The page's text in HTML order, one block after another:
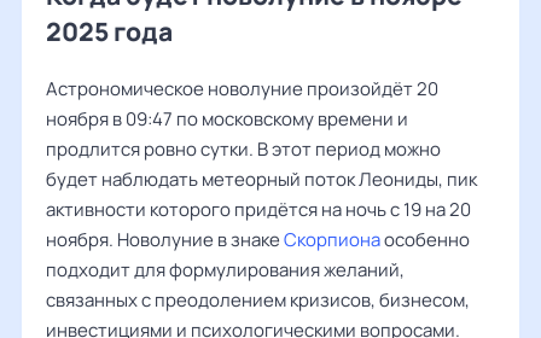
2025 года
Астрономическое новолуние произойдёт 20
ноября в 09:47 по московскому времени и
продлится ровно сутки. В этот период можно
будет наблюдать метеорный поток Леониды, пик
активности которого придётся на ночь с 19 на 20
ноября. Новолуние в знакеСкорпионаособенно
подходит для формулирования желаний,
связанных с преодолением кризисов, бизнесом,
инвестициями и психологическими вопросами.